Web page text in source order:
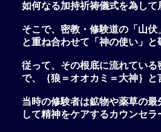
如何なる加持祈祷儀式を為し
そこで、 密教・修験道の「山伏
と重ね合わせて「神の使い 」
従って、その根底に流れている
で、｛狼＝オオカミ＝大神｝と
当時の修験者は鉱物や薬草の
して精神をケアするカウンセラ